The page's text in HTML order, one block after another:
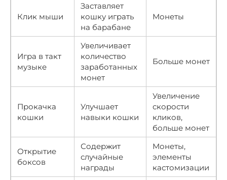
Клик мыши
Заставляет
кошку играть
на барабане
Монеты
Игра в такт
музыке
Увеличивает
количество
заработанных
монет
Больше монет
Прокачка
кошки
Улучшает
навыки кошки
Увеличение
скорости
кликов,
больше монет
Открытие
боксов
Содержит
случайные
награды
Монеты,
элементы
кастомизации